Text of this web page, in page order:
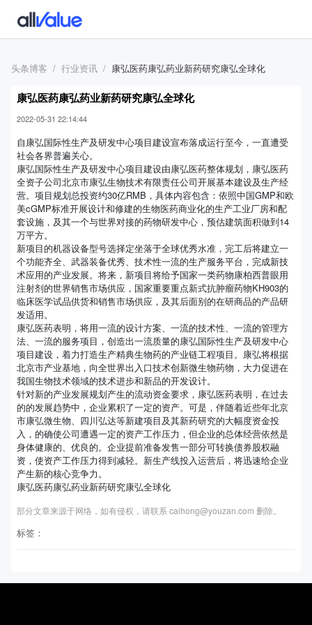
头条博客 行业资讯 康弘医药康弘药业新药研究康弘全球化
康弘医药康弘药业新药研究康弘全球化
2022-05-31 22:14:44
自康弘国际性生产及研发中心项目建设宣布落成运行至今，一直遭受
社会各界普遍关心。
康弘国际性生产及研发中心项目建设由康弘医药整体规划，康弘医药
全资子公司北京市康弘生物技术有限责任公司开展基本建设及生产经
营。项目规划总投资约30亿RMB，具体内容包含：依照中国GMP和欧
美cGMP标准开展设计和修建的生物医药商业化的生产工业厂房和配
套设施，及其一个与世界对接的药物研发中心，预估建筑面积做到14
万平方。
新项目的机器设备型号选择定坐落于全球优秀水准，完工后将建立一
个功能齐全、武器装备优秀、技术性一流的生产服务平台，完成新技
术应用的产业发展。将来，新项目将给予国家一类药物康柏西普眼用
注射剂的世界销售市场供应，国家重要重点新式抗肿瘤药物KH903的
临床医学试品供货和销售市场供应，及其后面别的在研商品的产品研
发适用。
康弘医药表明，将用一流的设计方案、一流的技术性、一流的管理方
法、一流的服务项目，创造出一流质量的康弘国际性生产及研发中心
项目建设，着力打造生产精典生物药的产业链工程项目。康弘将根据
北京市产业基地，向全世界出入口技术创新微生物药物，大力促进在
我国生物技术领域的技术进步和新品的开发设计。
针对新的产业发展规划产生的流动资金要求，康弘医药表明，在过去
的的发展趋势中，企业累积了一定的资产。可是，伴随着近些年北京
市康弘微生物、四川弘达等新建项目及其新药研究的大幅度资金投
入，的确使公司遭遇一定的资产工作压力，但企业的总体经营依然是
身体健康的、优良的。企业提前准备发售一部分可转换债券股权融
资，使资产工作压力得到减轻。新生产线投入运营后，将迅速给企业
产生新的核心竞争力。
康弘医药康弘药业新药研究康弘全球化
部分文章来源于网络，如有侵权，请联系 caihong@youzan.com 删除。
标签：